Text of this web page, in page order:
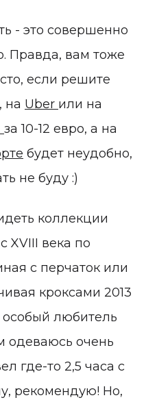
- это совершенно
Правда, вам тоже
если решите
на Uber или на
за 10-12 евро, а на
будет неудобно,
не буду :)
коллекции
XVIII века по
с перчаток или
кроксами 2013
особый любитель
одеваюсь очень
где-то 2,5 часа с
рекомендую! Но,